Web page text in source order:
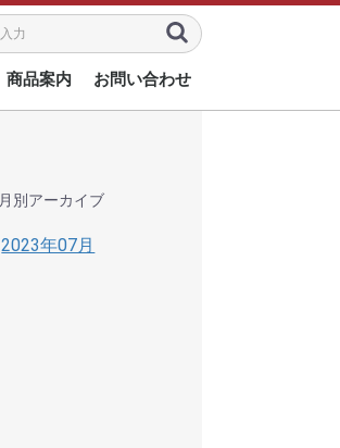
商品案内 お問い合わせ
月別アーカイブ
2023年07月